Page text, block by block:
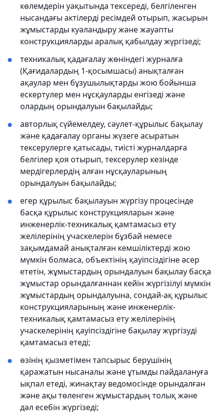
көлемдерін уақытында тексереді, белгіленген
нысандағы актілерді ресімдей отырып, жасырын
жұмыстарды куәландыру және жауапты
конструкцияларды аралық қабылдау жүргізеді;
техникалық қадағалау жөніндегі журналға
(Қағидалардың 1-қосымшасы) анықталған
ақаулар мен бұзушылықтарды жою бойынша
ескертулер мен нұсқауларды енгізеді және
олардың орындалуын бақылайды;
авторлық сүйемелдеу, сәулет-құрылыс бақылау
және қадағалау органы жүзеге асыратын
тексерулерге қатысады, тиісті журналдарға
белгілер қоя отырып, тексерулер кезінде
мердігерлердің алған нұсқауларының
орындалуын бақылайды;
егер құрылыс бақылауын жүргізу процесінде
басқа құрылыс конструкцияларын және
инженерлік-техникалық қамтамасыз ету
желілерінің учаскелерін бұзбай немесе
зақымдамай анықталған кемшіліктерді жою
мүмкін болмаса, объектінің қауіпсіздігіне әсер
ететін, жұмыстардың орындалуын бақылау басқа
жұмыстар орындалғаннан кейін жүргізілуі мүмкін
жұмыстардың орындалуына, сондай-ақ құрылыс
конструкцияларының және инженерлік-
техникалық қамтамасыз ету желілерінің
учаскелерінің қауіпсіздігіне бақылау жүргізуді
қамтамасыз етеді;
өзінің қызметімен тапсырыс берушінің
қаражатын нысаналы және ұтымды пайдалануға
ықпал етеді, жинақтау ведомосінде орындалған
және ақы төленген жұмыстардың толық және
дәл есебін жүргізеді;